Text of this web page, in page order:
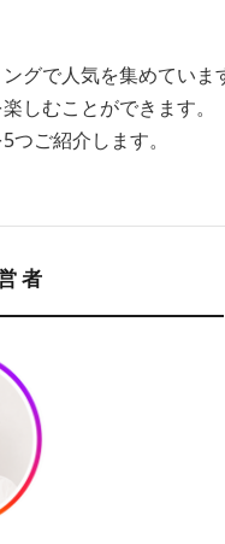
グで人気を集めていま
しむことができます。
ご紹介します。
者